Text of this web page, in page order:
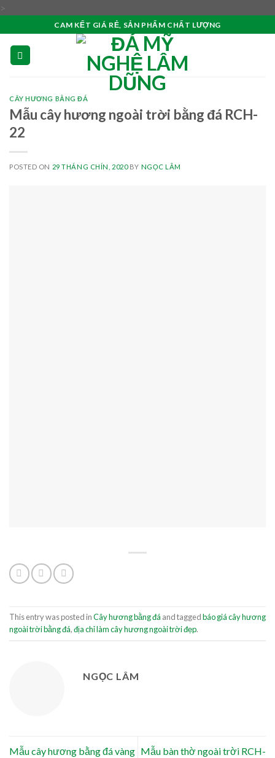
>
content
CAM KẾT GIÁ RẺ, SẢN PHẨM CHẤT LƯỢNG
CÂY HƯƠNG BẰNG ĐÁ
Mẫu cây hương ngoài trời bằng đá RCH-
22
POSTED ON 29 THÁNG CHÍN, 2020BY NGỌC LÂM
This entry was posted inCây hương bằng đá and taggedbáo giá cây hương
ngoài trời bằng đá,địa chỉ làm cây hương ngoài trời đẹp.
NGỌC LÂM
Mẫu cây hương bằng đá vàng Mẫu bàn thờ ngoài trời RCH-